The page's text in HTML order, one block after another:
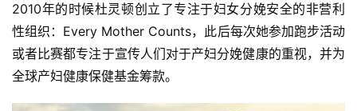
2010年的时候杜灵顿创立了专注于妇女分娩安全的非营利
性组织：Every Mother Counts，此后每次她参加跑步活动
或者比赛都专注于宣传人们对于产妇分娩健康的重视，并为
全球产妇健康保健基金筹款。